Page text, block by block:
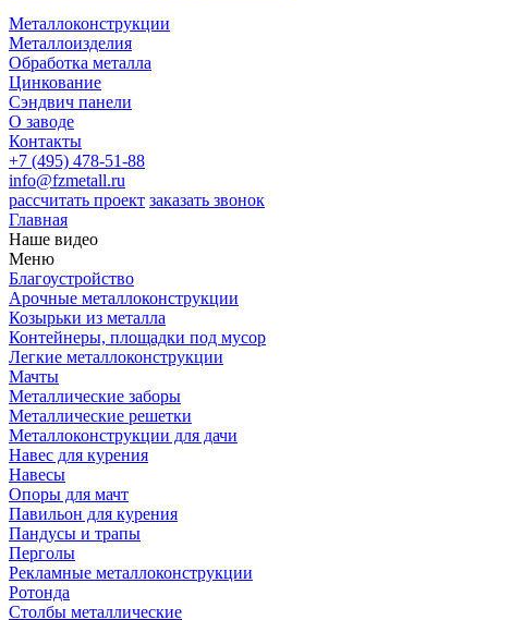
Металлоконструкции
Металлоизделия
Обработка металла
Цинкование
Сэндвич панели
О заводе
Контакты
+7 (495) 478-51-88
info@fzmetall.ru
рассчитать проект заказать звонок
Главная
Наше видео
Меню
Благоустройство
Арочные металлоконструкции
Козырьки из металла
Контейнеры, площадки под мусор
Легкие металлоконструкции
Мачты
Металлические заборы
Металлические решетки
Металлоконструкции для дачи
Навес для курения
Навесы
Опоры для мачт
Павильон для курения
Пандусы и трапы
Перголы
Рекламные металлоконструкции
Ротонда
Столбы металлические